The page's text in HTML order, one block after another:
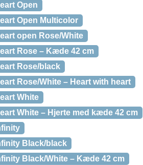
Open
Open Multicolor
open Rose/White
Rose – Kæde 42 cm
Rose/black
Rose/White – Heart with heart
White
White – Hjerte med kæde 42 cm
Black/black
Black/White – Kæde 42 cm